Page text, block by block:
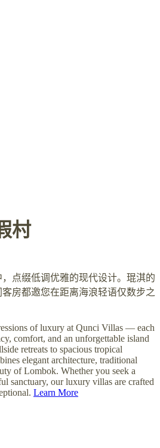
村
点缀低调优雅的现代设计。琨淇的
房都邀您在距离海浪轻语仅数步之
of luxury at Qunci Villas — each
comfort, and an unforgettable island
retreats to spacious tropical
elegant architecture, traditional
of Lombok. Whether you seek a
sanctuary, our luxury villas are crafted
Learn More